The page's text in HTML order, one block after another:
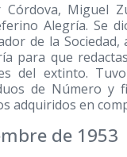
Córdova, Miguel
Alegría. Se
de la
para que
del extinto.
de Número
adquiridos en
de 1953